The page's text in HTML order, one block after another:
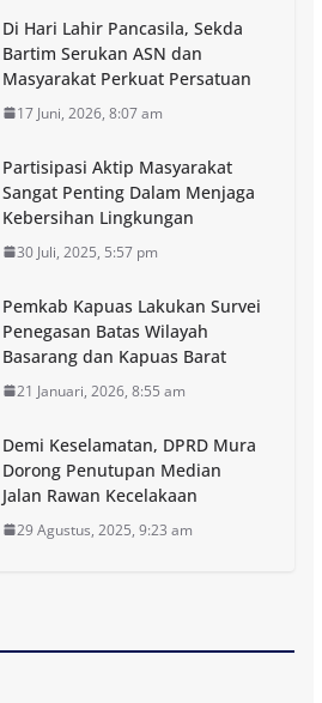
Di Hari Lahir Pancasila, Sekda
Bartim Serukan ASN dan
Masyarakat Perkuat Persatuan
17 Juni, 2026, 8:07 am
Partisipasi Aktip Masyarakat
Sangat Penting Dalam Menjaga
Kebersihan Lingkungan
30 Juli, 2025, 5:57 pm
Pemkab Kapuas Lakukan Survei
Penegasan Batas Wilayah
Basarang dan Kapuas Barat
21 Januari, 2026, 8:55 am
Demi Keselamatan, DPRD Mura
Dorong Penutupan Median
Jalan Rawan Kecelakaan
29 Agustus, 2025, 9:23 am